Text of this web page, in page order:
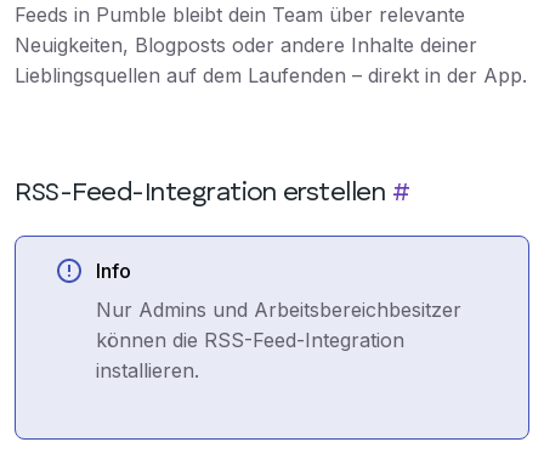
Feeds in Pumble bleibt dein Team über relevante
Neuigkeiten, Blogposts oder andere Inhalte deiner
Lieblingsquellen auf dem Laufenden – direkt in der App.
RSS-Feed-Integration erstellen #
Info
Nur Admins und Arbeitsbereichbesitzer
können die RSS-Feed-Integration
installieren.